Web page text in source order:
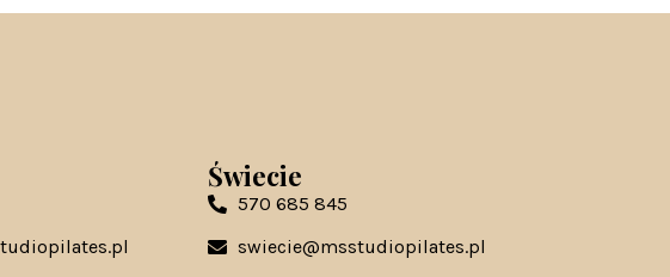
Świecie
570 685 845
swiecie@msstudiopilates.pl